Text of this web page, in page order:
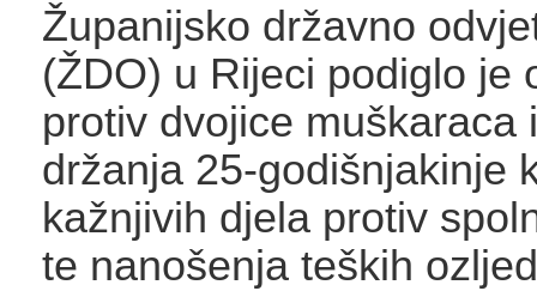
Županijsko državno
(ŽDO) u Rijeci podiglo je
protiv dvojice muškaraca
držanja 25-godišnjakinje
kažnjivih djela protiv
te nanošenja teških